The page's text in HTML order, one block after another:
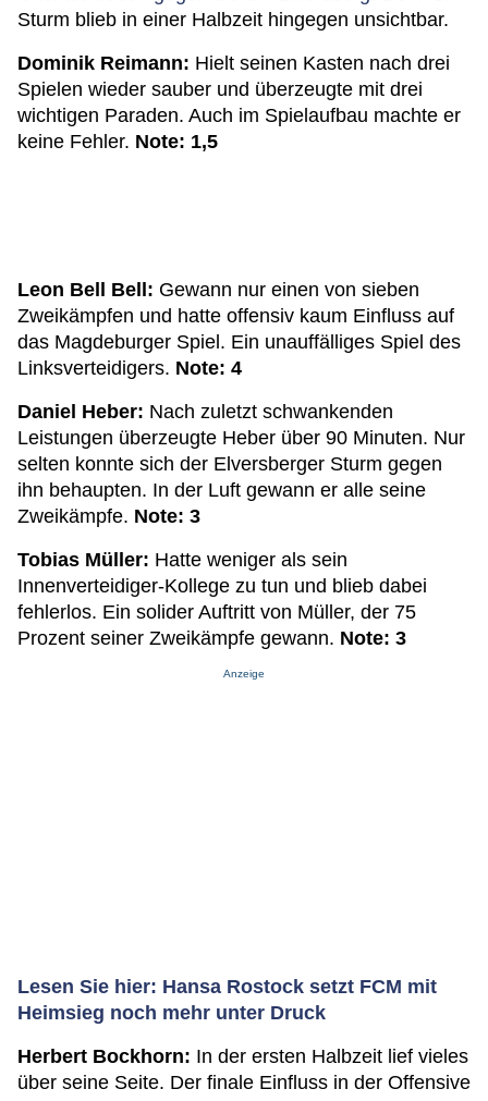
Sturm blieb in einer Halbzeit hingegen unsichtbar.
Dominik Reimann: Hielt seinen Kasten nach drei
Spielen wieder sauber und überzeugte mit drei
wichtigen Paraden. Auch im Spielaufbau machte er
keine Fehler. Note: 1,5
Leon Bell Bell: Gewann nur einen von sieben
Zweikämpfen und hatte offensiv kaum Einfluss auf
das Magdeburger Spiel. Ein unauffälliges Spiel des
Linksverteidigers. Note: 4
Daniel Heber: Nach zuletzt schwankenden
Leistungen überzeugte Heber über 90 Minuten. Nur
selten konnte sich der Elversberger Sturm gegen
ihn behaupten. In der Luft gewann er alle seine
Zweikämpfe. Note: 3
Tobias Müller: Hatte weniger als sein
Innenverteidiger-Kollege zu tun und blieb dabei
fehlerlos. Ein solider Auftritt von Müller, der 75
Prozent seiner Zweikämpfe gewann. Note: 3
Anzeige
Lesen Sie hier: Hansa Rostock setzt FCM mit
Heimsieg noch mehr unter Druck
Herbert Bockhorn: In der ersten Halbzeit lief vieles
über seine Seite. Der finale Einfluss in der Offensive